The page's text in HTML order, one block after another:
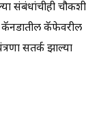
संबंधांचीही चौकशी
कॅनडातील कॅफेवरील
सतर्क झाल्या